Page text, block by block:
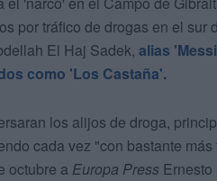
por tráfico de drogas en el sur
El Haj Sadek, alias
como 'Los Castaña'.
los alijos de droga,
cada vez "con bastante
octubre a Europa Press